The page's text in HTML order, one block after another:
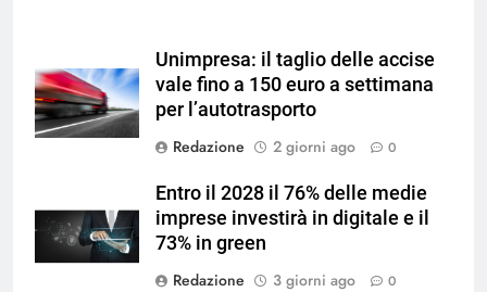
Unimpresa: il taglio delle accise
vale fino a 150 euro a settimana
per l’autotrasporto
Redazione
2 giorni ago 0
Entro il 2028 il 76% delle medie
imprese investirà in digitale e il
73% in green
Redazione
3 giorni ago 0